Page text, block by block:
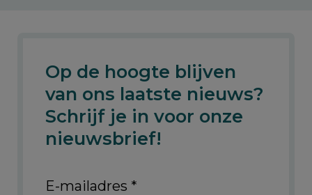
Op de hoogte blijven
van ons laatste nieuws?
Schrijf je in voor onze
nieuwsbrief!
E-mailadres *